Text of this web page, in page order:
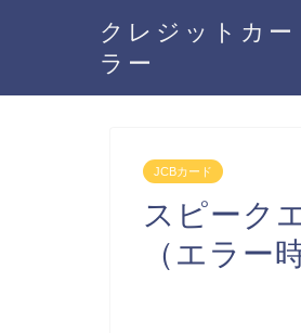
クレジットカー
ラー
JCBカード
スピーク
（エラー